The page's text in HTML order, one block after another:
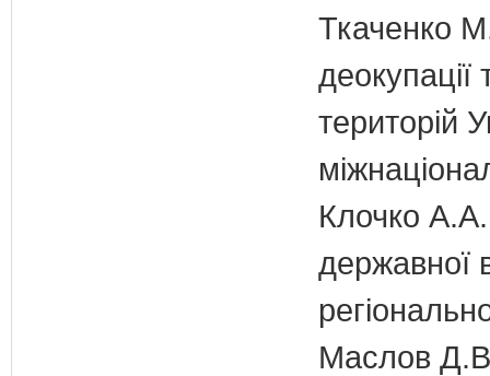
Ткаченко
деокупації
територій
Клочко А.А.
державної
Маслов Д.В.